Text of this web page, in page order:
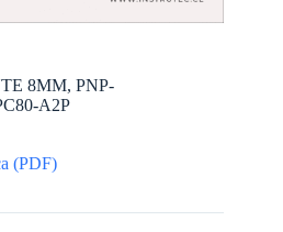
8MM, PNP-
A2P
(PDF)